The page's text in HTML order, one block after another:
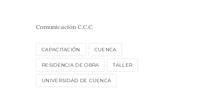
Comunicación C.C.C.
CAPACITACIÓN CUENCA
RESIDENCIA DE OBRA TALLER
UNIVERSIDAD DE CUENCA